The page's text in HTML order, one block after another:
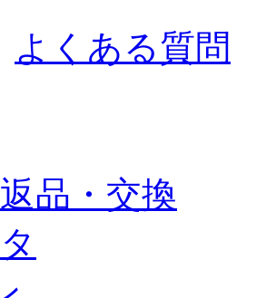
よくある質問
返品・交換